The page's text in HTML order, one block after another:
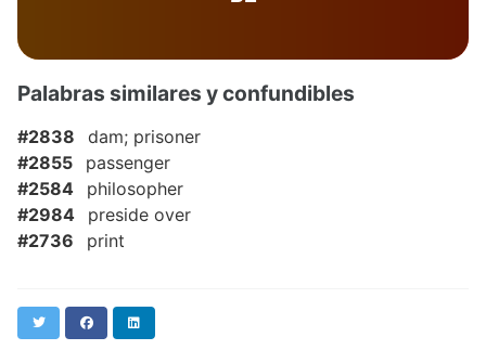
Palabras similares y confundibles
#2838
dam; prisoner
#2855
passenger
#2584
philosopher
#2984
preside over
#2736
print
Twitter Facebook